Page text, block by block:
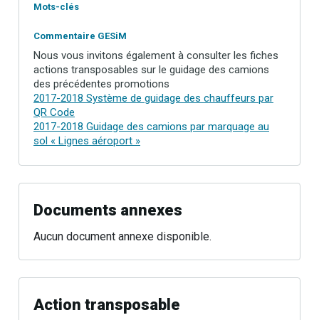
Mots-clés
Commentaire GESiM
Nous vous invitons également à consulter les fiches
actions transposables sur le guidage des camions
des précédentes promotions
2017-2018 Système de guidage des chauffeurs par
QR Code
2017-2018 Guidage des camions par marquage au
sol « Lignes aéroport »
Documents annexes
Aucun document annexe disponible.
Action transposable